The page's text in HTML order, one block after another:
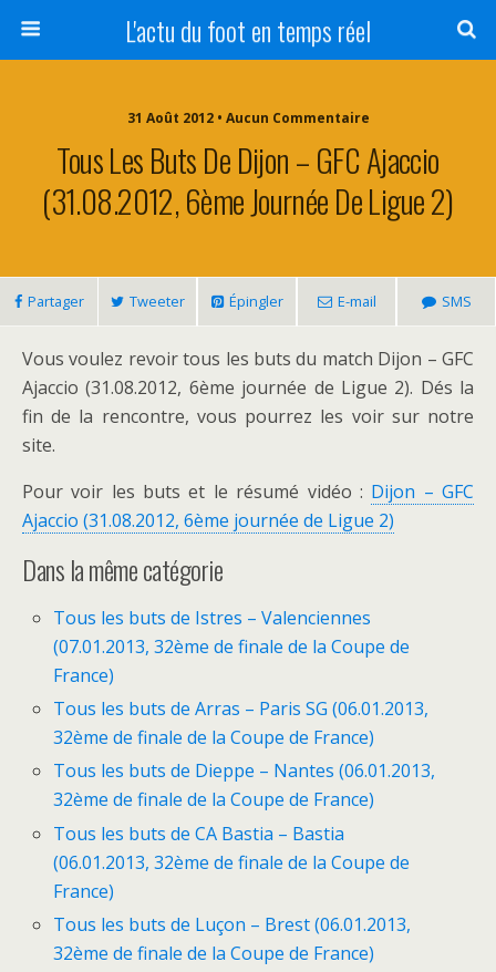
L'actu du foot en temps réel
31 Août 2012 • Aucun Commentaire
Tous Les Buts De Dijon – GFC Ajaccio
(31.08.2012, 6ème Journée De Ligue 2)
Partager Tweeter Épingler E-mail SMS
Vous voulez revoir tous les buts du match Dijon – GFC
Ajaccio (31.08.2012, 6ème journée de Ligue 2). Dés la
fin de la rencontre, vous pourrez les voir sur notre
site.
Pour voir les buts et le résumé vidéo : Dijon – GFC
Ajaccio (31.08.2012, 6ème journée de Ligue 2)
Dans la même catégorie
Tous les buts de Istres – Valenciennes
(07.01.2013, 32ème de finale de la Coupe de
France)
Tous les buts de Arras – Paris SG (06.01.2013,
32ème de finale de la Coupe de France)
Tous les buts de Dieppe – Nantes (06.01.2013,
32ème de finale de la Coupe de France)
Tous les buts de CA Bastia – Bastia
(06.01.2013, 32ème de finale de la Coupe de
France)
Tous les buts de Luçon – Brest (06.01.2013,
32ème de finale de la Coupe de France)